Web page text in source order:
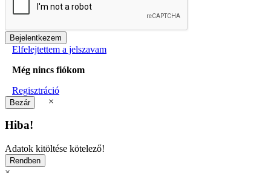
Elfelejtettem a jelszavam
Még nincs fiókom
Regisztráció
×
Hiba!
Adatok kitöltése kötelező!